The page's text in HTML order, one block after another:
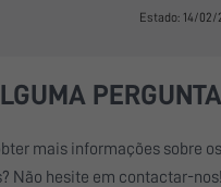
Estado: 14/02/
mais informações sobre
Não hesite em contactar-nos!